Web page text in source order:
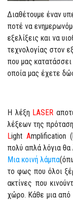
Διαθέτουμε έναν
ποτέ να
εξελίξεις και να
τεχνολογίας στον
που μας
οποία μας έχετε
H λέξη LASER
λέξεων της
Light Amplification
πολύ απλά λόγια θα
Μια κοινή λάμπα
το φως που όλοι
ακτίνες που
χώρο. Κάθε μια από